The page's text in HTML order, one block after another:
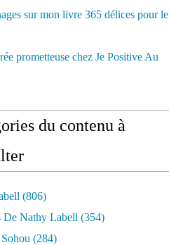
sur mon livre 365 délices pour le
prometteuse chez Je Positive Au
du contenu à
(806)
De Nathy Labell (354)
(284)